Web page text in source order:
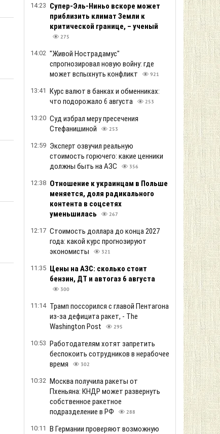
14:23 Супер-Эль-Ниньо вскоре может
приблизить климат Земли к
критической границе, – ученый
275
14:02 "Живой Нострадамус"
спрогнозировал новую войну: где
может вспыхнуть конфликт
921
13:41 Курс валют в банках и обменниках:
что подорожало 6 августа
253
13:20 Суд избрал меру пресечения
Стефанишиной
253
12:59 Эксперт озвучил реальную
стоимость горючего: какие ценники
должны быть на АЗС
356
12:38 Отношение к украинцам в Польше
меняется, доля радикального
контента в соцсетях
уменьшилась
267
12:17 Стоимость доллара до конца 2027
года: какой курс прогнозируют
экономисты
321
11:35 Цены на АЗС: сколько стоит
бензин, ДТ и автогаз 6 августа
300
11:14 Трамп поссорился с главой Пентагона
из-за дефицита ракет, - The
Washington Post
295
10:53 Работодателям хотят запретить
беспокоить сотрудников в нерабочее
время
302
10:32 Москва получила ракеты от
Пхеньяна: КНДР может развернуть
собственное ракетное
подразделение в РФ
288
10:11 В Германии проверяют возможную